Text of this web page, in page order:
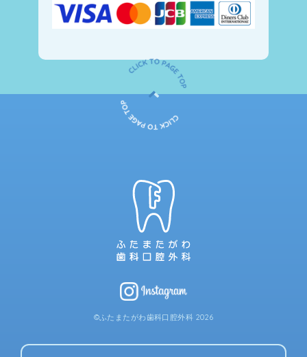
©ふたまたがわ歯科口腔外科 2026